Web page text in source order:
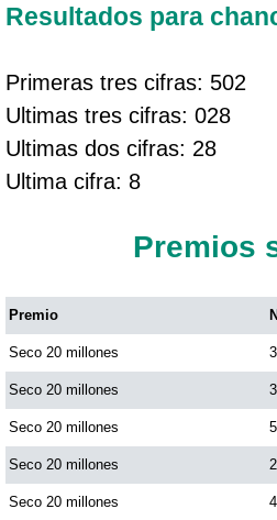
Resultados para
Primeras tres cifras: 502
Ultimas tres cifras: 028
Ultimas dos cifras: 28
Ultima cifra: 8
Premios
Premio
Seco 20 millones
Seco 20 millones
Seco 20 millones
Seco 20 millones
Seco 20 millones